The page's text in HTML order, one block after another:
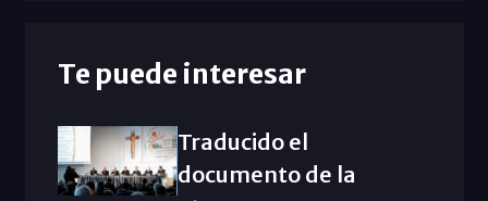
Te puede interesar
Traducido el
documento de la